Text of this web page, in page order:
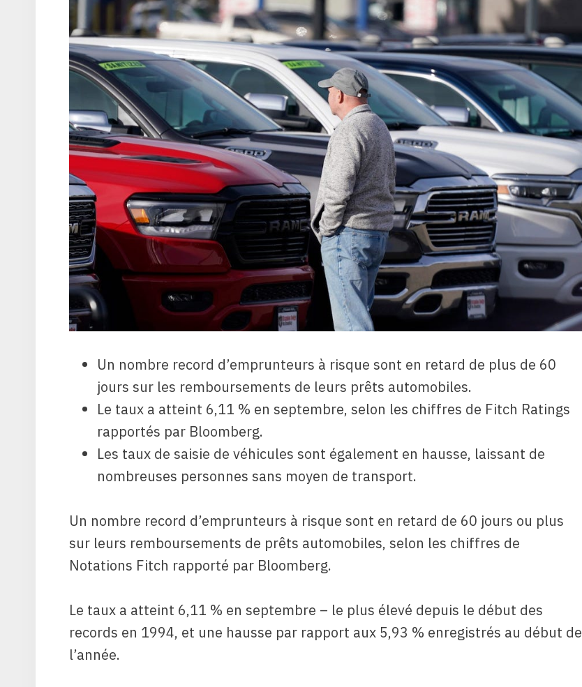
Un nombre record d’emprunteurs à risque sont en retard de plus de 60
jours sur les remboursements de leurs prêts automobiles.
Le taux a atteint 6,11 % en septembre, selon les chiffres de Fitch Ratings
rapportés par Bloomberg.
Les taux de saisie de véhicules sont également en hausse, laissant de
nombreuses personnes sans moyen de transport.
Un nombre record d’emprunteurs à risque sont en retard de 60 jours ou plus
sur leurs remboursements de prêts automobiles, selon les chiffres de
Notations Fitch rapporté par Bloomberg.
Le taux a atteint 6,11 % en septembre – le plus élevé depuis le début des
records en 1994, et une hausse par rapport aux 5,93 % enregistrés au début de
l’année.